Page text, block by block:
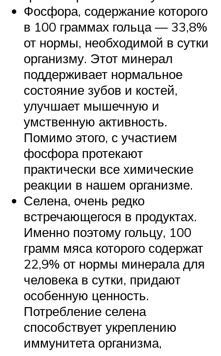
Фосфора, содержание которого
в 100 граммах гольца — 33,8%
от нормы, необходимой в сутки
организму. Этот минерал
поддерживает нормальное
состояние зубов и костей,
улучшает мышечную и
умственную активность.
Помимо этого, с участием
фосфора протекают
практически все химические
реакции в нашем организме.
Селена, очень редко
встречающегося в продуктах.
Именно поэтому гольцу, 100
грамм мяса которого содержат
22,9% от нормы минерала для
человека в сутки, придают
особенную ценность.
Потребление селена
способствует укреплению
иммунитета организма,